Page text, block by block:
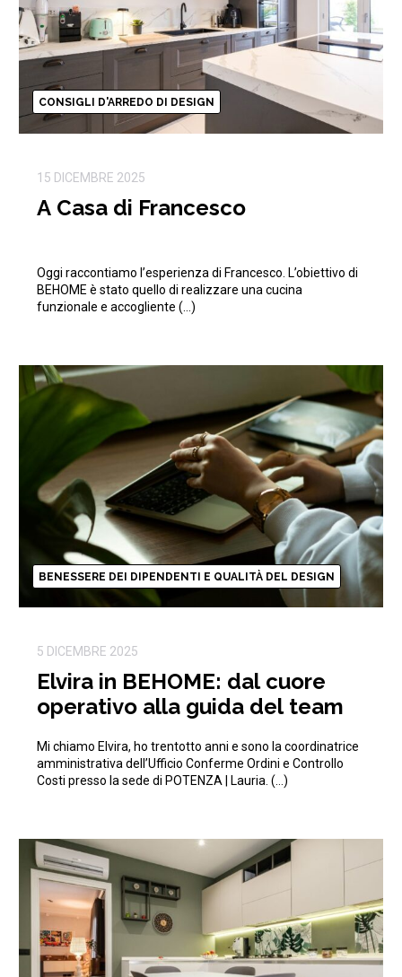
CONSIGLI D'ARREDO DI DESIGN
15 DICEMBRE 2025
A Casa di Francesco
Oggi raccontiamo l’esperienza di Francesco. L’obiettivo di
BEHOME è stato quello di realizzare una cucina
funzionale e accogliente (…)
BENESSERE DEI DIPENDENTI E QUALITÀ DEL DESIGN
5 DICEMBRE 2025
Elvira in BEHOME: dal cuore
operativo alla guida del team
Mi chiamo Elvira, ho trentotto anni e sono la coordinatrice
amministrativa dell’Ufficio Conferme Ordini e Controllo
Costi presso la sede di POTENZA | Lauria. (…)